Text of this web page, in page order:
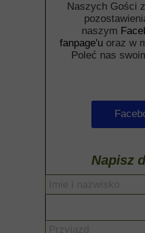
Naszych Gości
naszym
fanpage'u oraz w
Poleć nas
Napisz